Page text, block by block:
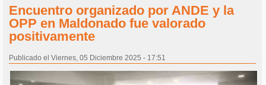
Encuentro organizado por ANDE y la
OPP en Maldonado fue valorado
positivamente
Publicado el Viernes, 05 Diciembre 2025 - 17:51